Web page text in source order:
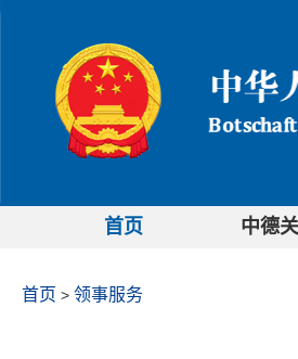
首页 中德
首页 > 领事服务